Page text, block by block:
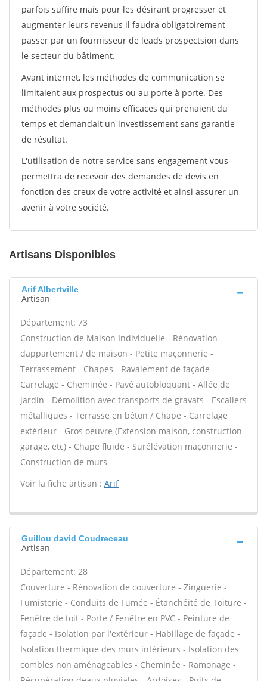
parfois suffire mais pour les désirant progresser et
augmenter leurs revenus il faudra obligatoirement
passer par un fournisseur de leads prospectsion dans
le secteur du bâtiment.
Avant internet, les méthodes de communication se
limitaient aux prospectus ou au porte à porte. Des
méthodes plus ou moins efficaces qui prenaient du
temps et demandait un investissement sans garantie
de résultat.
L'utilisation de notre service sans engagement vous
permettra de recevoir des demandes de devis en
fonction des creux de votre activité et ainsi assurer un
avenir à votre société.
Artisans Disponibles
Arif Albertville
Artisan
Département: 73
Construction de Maison Individuelle - Rénovation
dappartement / de maison - Petite maçonnerie -
Terrassement - Chapes - Ravalement de façade -
Carrelage - Cheminée - Pavé autobloquant - Allée de
jardin - Démolition avec transports de gravats - Escaliers
métalliques - Terrasse en béton / Chape - Carrelage
extérieur - Gros oeuvre (Extension maison, construction
garage, etc) - Chape fluide - Surélévation maçonnerie -
Construction de murs -
Voir la fiche artisan : Arif
Guillou david Coudreceau
Artisan
Département: 28
Couverture - Rénovation de couverture - Zinguerie -
Fumisterie - Conduits de Fumée - Étanchéité de Toiture -
Fenêtre de toit - Porte / Fenêtre en PVC - Peinture de
façade - Isolation par l'extérieur - Habillage de façade -
Isolation thermique des murs intérieurs - Isolation des
combles non aménageables - Cheminée - Ramonage -